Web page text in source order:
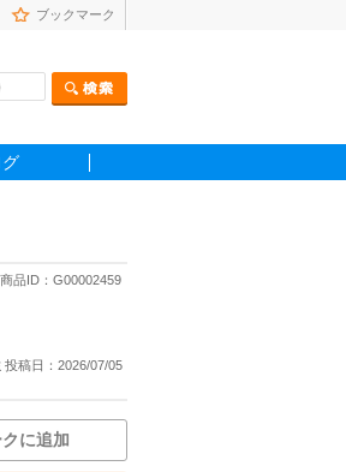
ブックマーク
商品ID：G00002459
投稿日：2026/07/05
に追加